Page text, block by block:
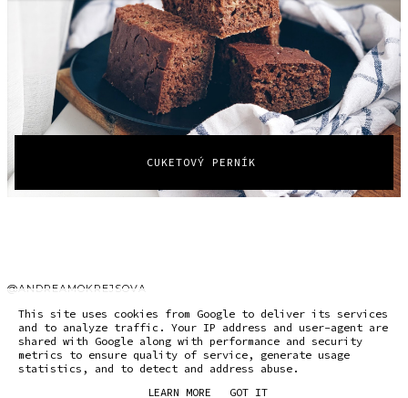
CUKETOVÝ PERNÍK
@ANDREAMOKREJSOVA
©2026 ANDREA MOKREJŠOVÁ
This site uses cookies from Google to deliver its services
and to analyze traffic. Your IP address and user-agent are
shared with Google along with performance and security
metrics to ensure quality of service, generate usage
statistics, and to detect and address abuse.
LEARN MORE
GOT IT